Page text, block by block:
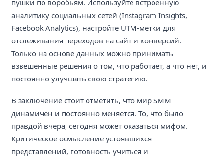
пушки по воробьям. Используйте встроенную
аналитику социальных сетей (Instagram Insights,
Facebook Analytics), настройте UTM-метки для
отслеживания переходов на сайт и конверсий.
Только на основе данных можно принимать
взвешенные решения о том, что работает, а что нет, и
постоянно улучшать свою стратегию.
В заключение стоит отметить, что мир SMM
динамичен и постоянно меняется. То, что было
правдой вчера, сегодня может оказаться мифом.
Критическое осмысление устоявшихся
представлений, готовность учиться и